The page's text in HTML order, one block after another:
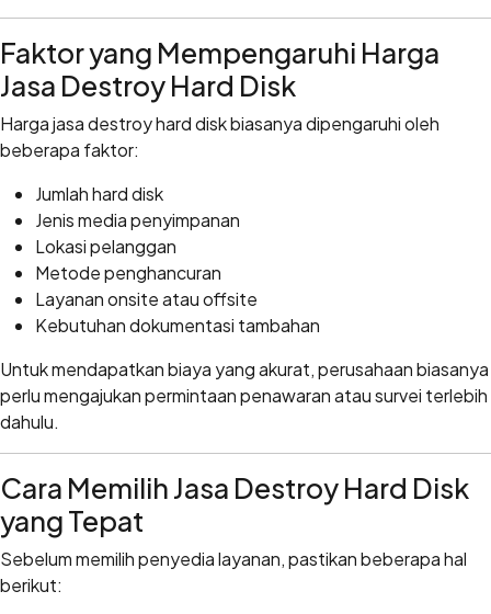
Faktor yang Mempengaruhi Harga
Jasa Destroy Hard Disk
Harga jasa destroy hard disk biasanya dipengaruhi oleh
beberapa faktor:
Jumlah hard disk
Jenis media penyimpanan
Lokasi pelanggan
Metode penghancuran
Layanan onsite atau offsite
Kebutuhan dokumentasi tambahan
Untuk mendapatkan biaya yang akurat, perusahaan biasanya
perlu mengajukan permintaan penawaran atau survei terlebih
dahulu.
Cara Memilih Jasa Destroy Hard Disk
yang Tepat
Sebelum memilih penyedia layanan, pastikan beberapa hal
berikut: